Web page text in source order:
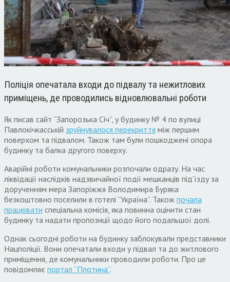
Поліція опечатала входи до підвалу та нежитлових
приміщень, де проводились відновлювальні роботи
Як писав сайт “Запорозька Січ”, у будинку № 4 по вулиці
Павлокічкасській зруйнувалося перекриття між першим
поверхом та підвалом. Також там були пошкоджені опора
будинку та балка другого поверху.
Аварійні роботи комунальники розпочали одразу. На час
ліквідації наслідків надзвичайної події мешканців під’їзду за
дорученням мера Запоріжжя Володимира Буряка
безкоштовно поселили в готелі “Україна”. Також почала
працювати спеціальна комісія, яка повинна оцінити стан
будинку та надати пропозиції щодо його подальшої долі.
Однак сьогодні роботи на будинку заблокували представники
Нацполіції. Вони опечатали входи у підвал та до житлового
приміщення, де комунальники проводили роботи. Про це
повідомляє портал “Плотина”.